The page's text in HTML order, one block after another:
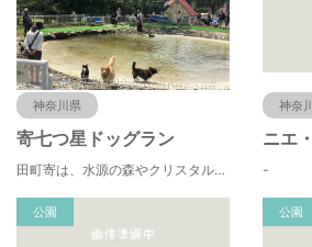
神奈川県
寄七つ星ドッグラン
田町寄は、水源の森やクリスタルな清流 、 満天の星空などの豊かな自然に包まれ、 食や農、芸術の魅力あふれる川の里です。 ドッグランエリアを中心とした『やどりき七つ星ヴィレッジ』を ゆっくりお楽しみください。
神奈
-
公園 公園